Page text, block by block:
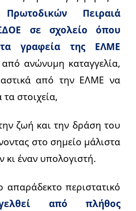
Πρωτοδικών Πειραιά
σε σχολείο όπου
τα γραφεία της ΕΛΜΕ
ανώνυμη καταγγελία,
από την ΕΛΜΕ να
στοιχεία,
ζωή και την δράση του
στο σημείο μάλιστα
κι έναν υπολογιστή.
περιστατικό
από πλήθος